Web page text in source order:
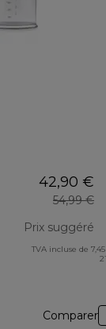
42,90 €
54,99 €
Prix suggéré
TVA incluse de
Comparer